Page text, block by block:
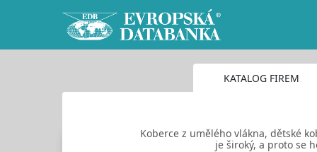
KATALOG FIREM
Koberce z umělého vlákna, dětské
je široký, a proto se